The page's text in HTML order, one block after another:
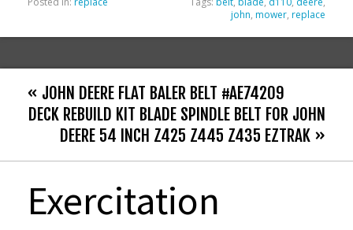
john, mower, replace
« JOHN DEERE FLAT BALER BELT #AE74209
DECK REBUILD KIT BLADE SPINDLE BELT FOR JOHN
DEERE 54 INCH Z425 Z445 Z435 EZTRAK »
Exercitation